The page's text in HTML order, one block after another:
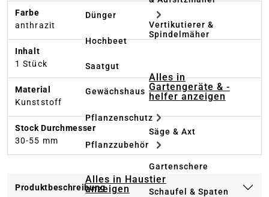
Dünger
Hochbeet
Saatgut
Gewächshaus
Pflanzenschutz
Pflanzzubehör
Alles in Haustier
anzeigen
Vertikutierer &
Spindelmäher
Alles in
Gartengeräte & -
helfer anzeigen
Säge & Axt
Gartenschere
Schaufel & Spaten
Farbe
anthrazit
Inhalt
1 Stück
Material
Kunststoff
Stock Durchmesser
30-55 mm
Produktbeschreibung